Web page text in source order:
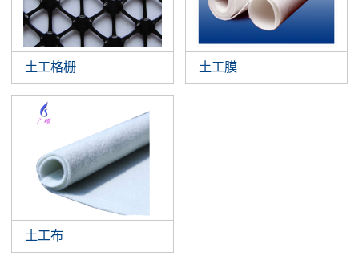
土工格栅 土工膜
土工布